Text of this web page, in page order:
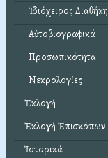
Ἰδιόχειρος Διαθήκη
Αὐτοβιογραφικά
Προσωπικότητα
Νεκρολογίες
Ἐκλογή
Ἐκλογή Ἐπισκόπων
Ἱστορικά